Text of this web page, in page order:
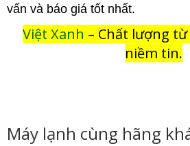
vấn và báo giá tốt nhất.
Việt Xanh – Chất lượng
niềm tin.
Máy lạnh cùng hãng